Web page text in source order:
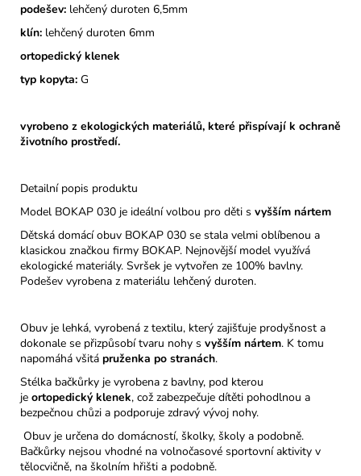
podešev: lehčený duroten 6,5mm
klín: lehčený duroten 6mm
ortopedický klenek
typ kopyta: G
vyrobeno z ekologických materiálů, které přispívají k ochraně
životního prostředí.
Detailní popis produktu
Model BOKAP 030 je ideální volbou pro děti s vyšším nártem
Dětská domácí obuv BOKAP 030 se stala velmi oblíbenou a
klasickou značkou firmy BOKAP. Nejnovější model využívá
ekologické materiály. Svršek je vytvořen ze 100% bavlny.
Podešev vyrobena z materiálu lehčený duroten.
Obuv je lehká, vyrobená z textilu, který zajišťuje prodyšnost a
dokonale se přizpůsobí tvaru nohy s vyšším nártem. K tomu
napomáhá všitá pruženka po stranách.
Stélka bačkůrky je vyrobena z bavlny, pod kterou
je ortopedický klenek, což zabezpečuje dítěti pohodlnou a
bezpečnou chůzi a podporuje zdravý vývoj nohy.
Obuv je určena do domácností, školky, školy a podobně.
Bačkůrky nejsou vhodné na volnočasové sportovní aktivity v
tělocvičně, na školním hřišti a podobně.